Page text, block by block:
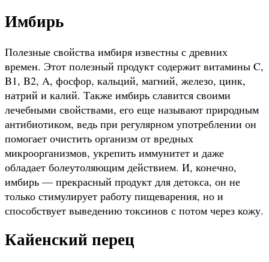
Имбирь
Полезные свойства имбиря известны с древних
времен. Этот полезный продукт содержит витамины C,
B1, B2, A, фосфор, кальций, магний, железо, цинк,
натрий и калий. Также имбирь славится своими
лечебными свойствами, его еще называют природным
антибиотиком, ведь при регулярном употреблении он
помогает очистить организм от вредных
микроорганизмов, укрепить иммунитет и даже
обладает болеутоляющим действием. И, конечно,
имбирь — прекрасный продукт для детокса, он не
только стимулирует работу пищеварения, но и
способствует выведению токсинов с потом через кожу.
Кайенский перец